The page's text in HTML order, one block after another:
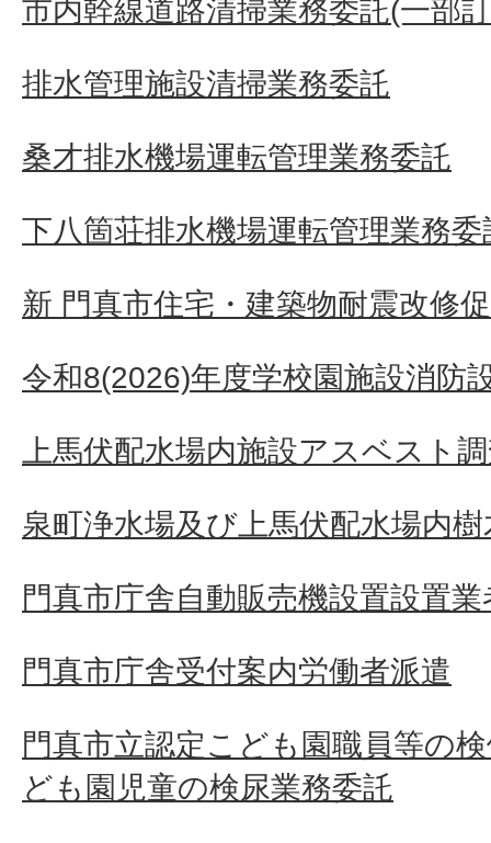
市内幹線道路清掃業務委託(一部
排水管理施設清掃業務委託
桑才排水機場運転管理業務委託
下八箇荘排水機場運転管理業務委
新 門真市住宅・建築物耐震改修
令和8(2026)年度学校園施設消防
上馬伏配水場内施設アスベスト
泉町浄水場及び上馬伏配水場内
門真市庁舎自動販売機設置設置業
門真市庁舎受付案内労働者派遣
門真市立認定こども園職員等の
ども園児童の検尿業務委託